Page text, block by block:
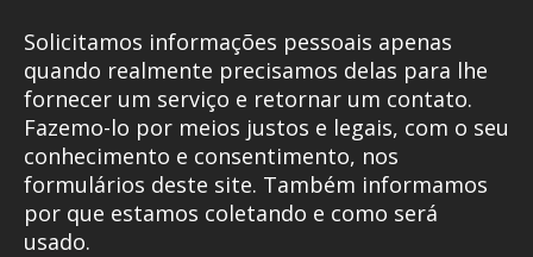
Solicitamos informações pessoais apenas
quando realmente precisamos delas para lhe
fornecer um serviço e retornar um contato.
Fazemo-lo por meios justos e legais, com o seu
conhecimento e consentimento, nos
formulários deste site. Também informamos
por que estamos coletando e como será
usado.